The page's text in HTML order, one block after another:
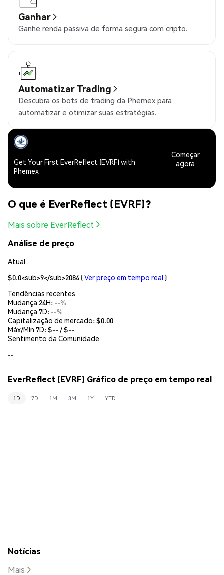
Ganhar
Ganhe renda passiva de forma segura com cripto.
Automatizar Trading
Descubra os bots de trading da Phemex para
automatizar e otimizar suas estratégias.
Get Your First EverReflect (EVRF) with
Phemex
Começar
agora
O que é EverReflect (EVRF)?
Mais sobre EverReflect
Análise de preço
Atual
$0.0<sub>9</sub>2084 (Ver preço em tempo real )
Tendências recentes
Mudança 24H: --%
Mudança 7D: --%
Capitalização de mercado:$0.00
Máx/Mín 7D: $-- / $--
Sentimento da Comunidade
--
EverReflect (EVRF) Gráfico de preço em tempo real
1D 7D 1M 3M 1Y YTD
Notícias
Mais